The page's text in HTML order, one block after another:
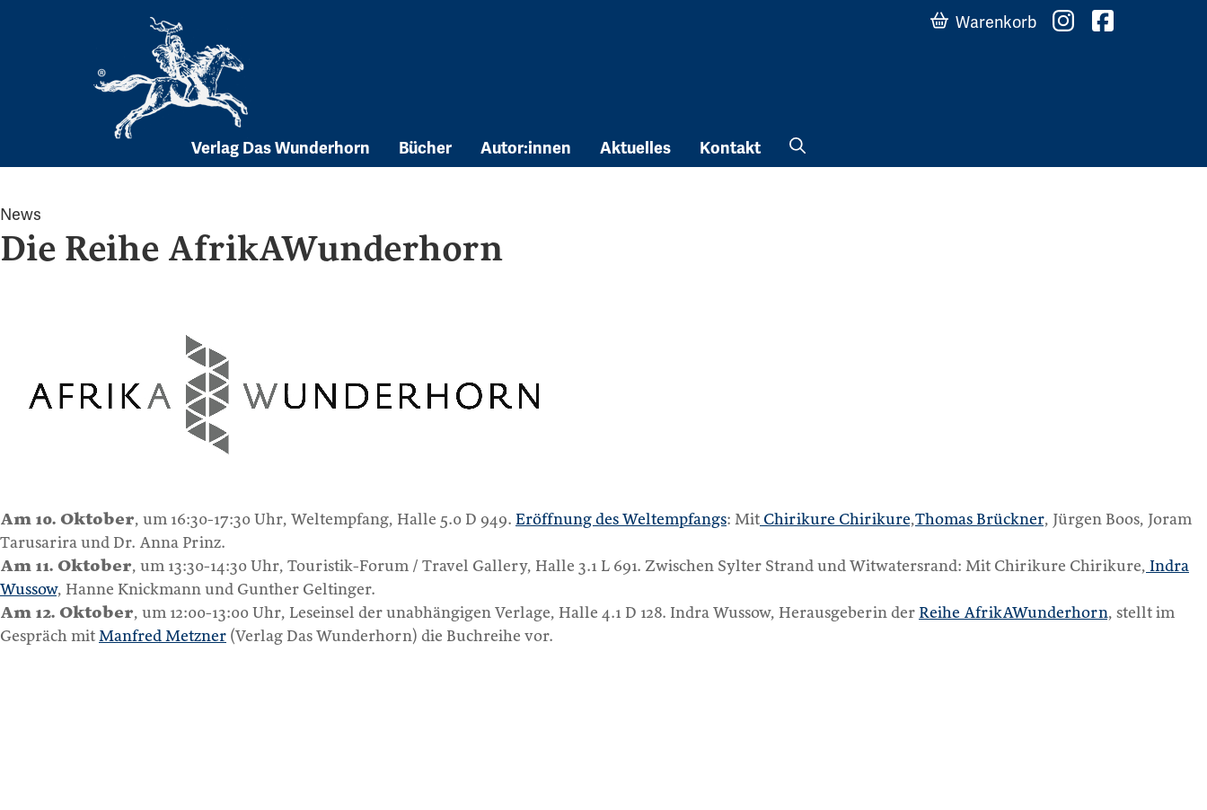
Verlag Das Wunderhorn Bücher Autor:innen Aktuelles Kontakt
Warenkorb
News
Die Reihe AfrikAWunderhorn
Am 10. Oktober, um 16:30-17:30 Uhr, Weltempfang, Halle 5.0 D 949. Eröffnung des Weltempfangs: Mit Chirikure Chirikure,Thomas Brückner, Jürgen Boos, Joram
Tarusarira und Dr. Anna Prinz.
Am 11. Oktober, um 13:30-14:30 Uhr, Touristik-Forum / Travel Gallery, Halle 3.1 L 691. Zwischen Sylter Strand und Witwatersrand: Mit Chirikure Chirikure, Indra
Wussow, Hanne Knickmann und Gunther Geltinger.
Am 12. Oktober, um 12:00-13:00 Uhr, Leseinsel der unabhängigen Verlage, Halle 4.1 D 128. Indra Wussow, Herausgeberin der Reihe AfrikAWunderhorn, stellt im
Gespräch mit Manfred Metzner (Verlag Das Wunderhorn) die Buchreihe vor.